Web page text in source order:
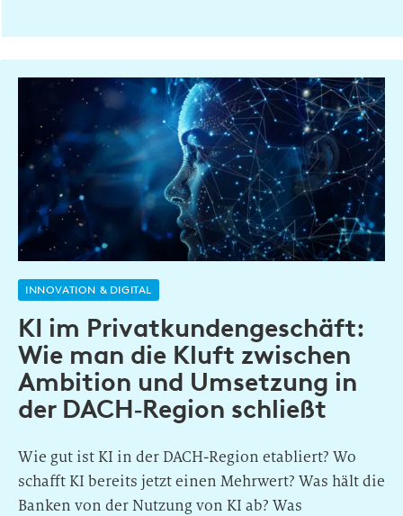
INNOVATION & DIGITAL
KI im Privatkundengeschäft:
Wie man die Kluft zwischen
Ambition und Umsetzung in
der DACH‑Region schließt
Wie gut ist KI in der DACH-Region etabliert? Wo
schafft KI bereits jetzt einen Mehrwert? Was hält die
Banken von der Nutzung von KI ab? Was